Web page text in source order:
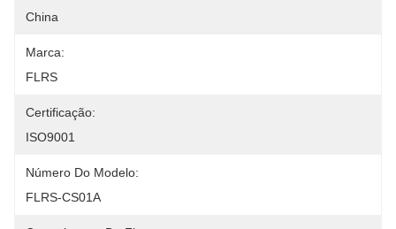
China
Marca:
FLRS
Certificação:
ISO9001
Número Do Modelo:
FLRS-CS01A